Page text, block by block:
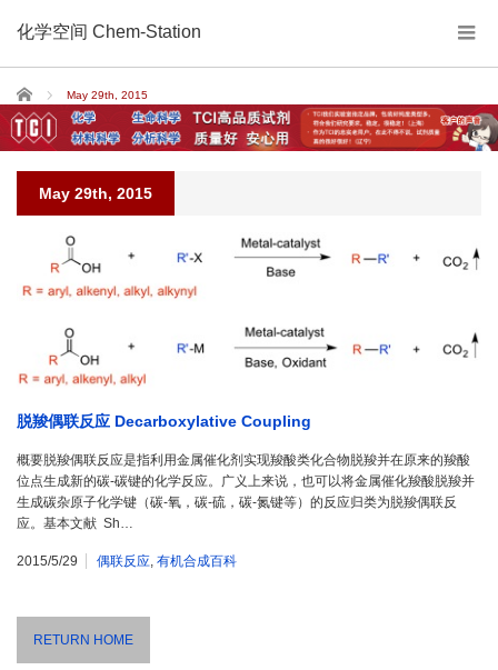
化学空间 Chem-Station
Home May 29th, 2015
May 29th, 2015
脱羧偶联反应 Decarboxylative Coupling
概要脱羧偶联反应是指利用金属催化剂实现羧酸类化合物脱羧并在原来的羧酸
位点生成新的碳-碳键的化学反应。广义上来说，也可以将金属催化羧酸脱羧并
生成碳杂原子化学键（碳-氧，碳-硫，碳-氮键等）的反应归类为脱羧偶联反
应。基本文献 Sh…
2015/5/29 偶联反应 有机合成百科
RETURN HOME